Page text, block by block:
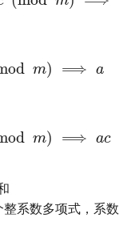
传送门
染色问题
m) ⟹ a
m) ⟹ ac
整系数多项式，系数